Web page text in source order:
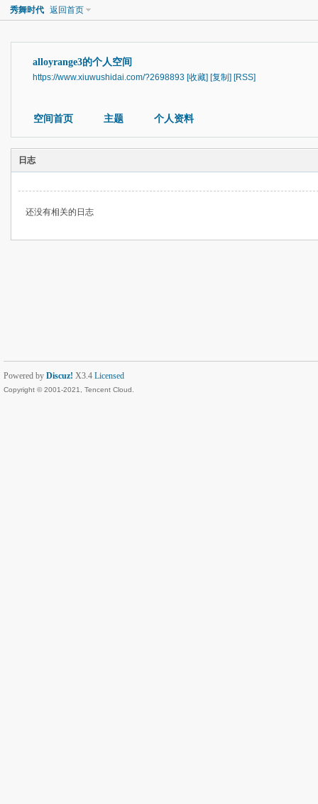
秀舞时代 返回首页
alloyrange3的个人空间
https://www.xiuwushidai.com/?2698893 [收藏] [复制] [RSS]
空间首页 主题 个人资料
日志
还没有相关的日志
Powered by Discuz! X3.4 Licensed
Copyright © 2001-2021, Tencent Cloud.